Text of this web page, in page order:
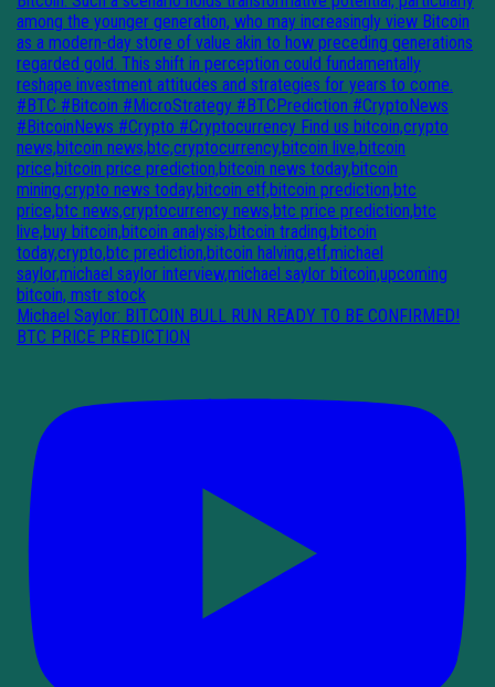
Michael Saylor: BITCOIN BULL RUN READY TO BE CONFIRMED!
BTC PRICE PREDICTION